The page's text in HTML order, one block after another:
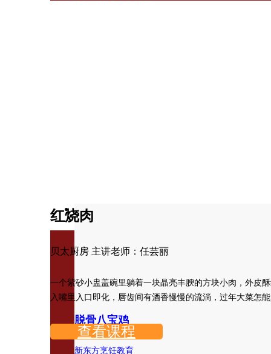
红烧肉
贝太厨房 主讲老师：任芸丽
一个紫砂小盅盖碗里躺着一块晶亮丰腴的方块小肉，外皮
入嘴里入口即化，唇齿间有酒香慢慢的流淌，过年大菜怎
查看课程
脱骨八宝鸡
新东方烹饪教育